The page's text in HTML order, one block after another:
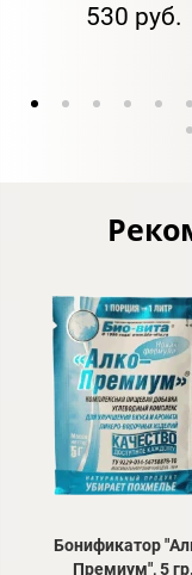
530 руб.
Бонификатор
Премиум", 5 гр.